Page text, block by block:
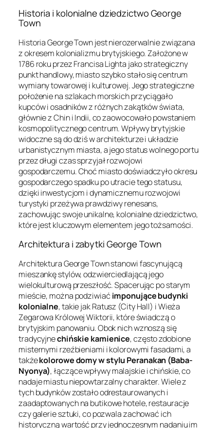
Historia i kolonialne dziedzictwo George
Town
Historia George Town jest nierozerwalnie związana
z okresem kolonializmu brytyjskiego. Założone w
1786 roku przez Francisa Lighta jako strategiczny
punkt handlowy, miasto szybko stało się centrum
wymiany towarowej i kulturowej. Jego strategiczne
położenie na szlakach morskich przyciągało
kupców i osadników z różnych zakątków świata,
głównie z Chin i Indii, co zaowocowało powstaniem
kosmopolitycznego centrum. Wpływy brytyjskie
widoczne są do dziś w architekturze i układzie
urbanistycznym miasta, a jego status wolnego portu
przez długi czas sprzyjał rozwojowi
gospodarczemu. Choć miasto doświadczyło okresu
gospodarczego spadku po utracie tego statusu,
dzięki inwestycjom i dynamicznemu rozwojowi
turystyki przeżywa prawdziwy renesans,
zachowując swoje unikalne, kolonialne dziedzictwo,
które jest kluczowym elementem jego tożsamości.
Architektura i zabytki George Town
Architektura George Town stanowi fascynującą
mieszankę stylów, odzwierciedlającą jego
wielokulturową przeszłość. Spacerując po starym
mieście, można podziwiać imponujące budynki
kolonialne, takie jak Ratusz (City Hall) i Wieża
Zegarowa Królowej Wiktorii, które świadczą o
brytyjskim panowaniu. Obok nich wznoszą się
tradycyjnechińskie kamienice, często zdobione
misternymi rzeźbieniami i kolorowymi fasadami, a
takżekolorowe domy w stylu Peranakan (Baba-
Nyonya), łączące wpływy malajskie i chińskie, co
nadaje miastu niepowtarzalny charakter. Wiele z
tych budynków zostało odrestaurowanych i
zaadaptowanych na butikowe hotele, restauracje
czy galerie sztuki, co pozwala zachować ich
historyczną wartość przy jednoczesnym nadaniu im